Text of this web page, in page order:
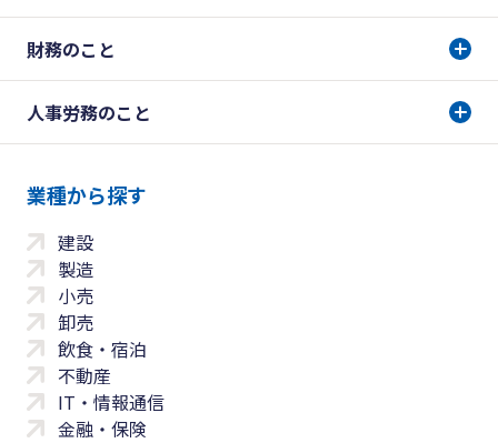
財務のこと
人事労務のこと
業種から探す
建設
製造
小売
卸売
飲食・宿泊
不動産
IT・情報通信
金融・保険